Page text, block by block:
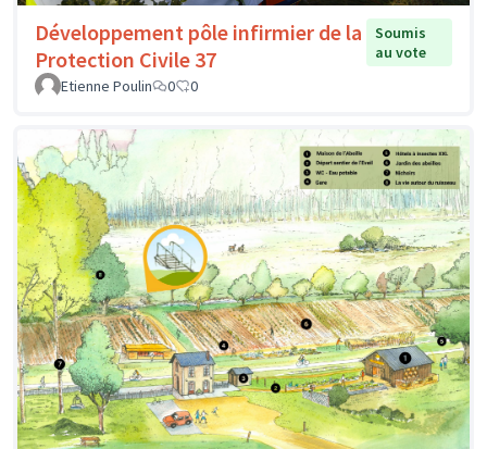
Développement pôle infirmier de la
Protection Civile 37
Soumis
au vote
Etienne Poulin
0 0